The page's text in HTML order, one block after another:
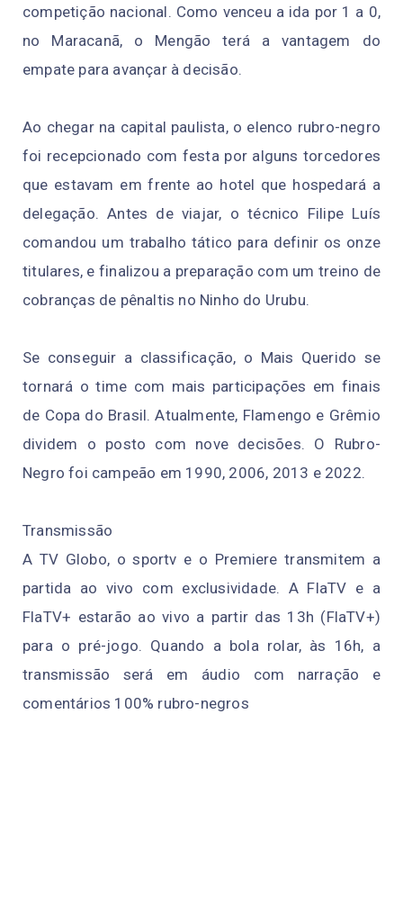
competição nacional. Como venceu a ida por 1 a 0,
no Maracanã, o Mengão terá a vantagem do
empate para avançar à decisão.
Ao chegar na capital paulista, o elenco rubro-negro
foi recepcionado com festa por alguns torcedores
que estavam em frente ao hotel que hospedará a
delegação. Antes de viajar, o técnico Filipe Luís
comandou um trabalho tático para definir os onze
titulares, e finalizou a preparação com um treino de
cobranças de pênaltis no Ninho do Urubu.
Se conseguir a classificação, o Mais Querido se
tornará o time com mais participações em finais
de Copa do Brasil. Atualmente, Flamengo e Grêmio
dividem o posto com nove decisões. O Rubro-
Negro foi campeão em 1990, 2006, 2013 e 2022.
Transmissão
A TV Globo, o sportv e o Premiere transmitem a
partida ao vivo com exclusividade. A FlaTV e a
FlaTV+ estarão ao vivo a partir das 13h (FlaTV+)
para o pré-jogo. Quando a bola rolar, às 16h, a
transmissão será em áudio com narração e
comentários 100% rubro-negros